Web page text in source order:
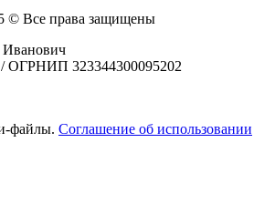
© Все права защищены
ОГРНИП 323344300095202
файлы. Соглашение об использовании